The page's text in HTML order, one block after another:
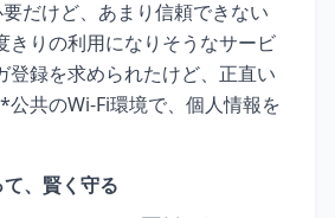
だけど、あまり信頼できない
りの利用になりそうなサービ
録を求められたけど、正直い
共のWi-Fi環境で、個人情報を
、賢く守る